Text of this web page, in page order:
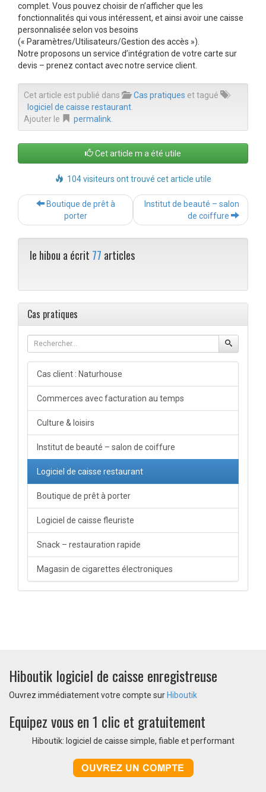
complet. Vous pouvez choisir de n’afficher que les
fonctionnalités qui vous intéressent, et ainsi avoir une caisse
personnalisée selon vos besoins
(« Paramètres/Utilisateurs/Gestion des accès »).
Notre proposons un service d’intégration de votre carte sur
devis – prenez contact avec notre service client.
Cet article est publié dans Cas pratiques et tagué
logiciel de caisse restaurant.
Ajouter le
permalink.
Cet article m a été utile
104 visiteurs ont trouvé cet article utile
Post
Boutique de prêt à
porter
Institut de beauté – salon
de coiffure
le hibou a écrit 77 articles
Cas pratiques
Cas client : Naturhouse
Commerces avec facturation au temps
Culture & loisirs
Institut de beauté – salon de coiffure
Logiciel de caisse restaurant
Boutique de prêt à porter
Logiciel de caisse fleuriste
Snack – restauration rapide
Magasin de cigarettes électroniques
Hiboutik logiciel de caisse enregistreuse
Ouvrez immédiatement votre compte sur Hiboutik
Equipez vous en 1 clic et gratuitement
Hiboutik: logiciel de caisse simple, fiable et performant